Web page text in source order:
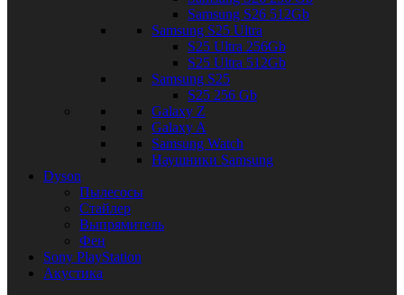
Samsung S26 512Gb
Samsung S25 Ultra
S25 Ultra 256Gb
S25 Ultra 512Gb
Samsung S25
S25 256 Gb
Galaxy Z
Galaxy A
Samsung Watch
Наушники Samsung
Dyson
Пылесосы
Стайлер
Выпрямитель
Фен
Sony PlayStation
Акустика